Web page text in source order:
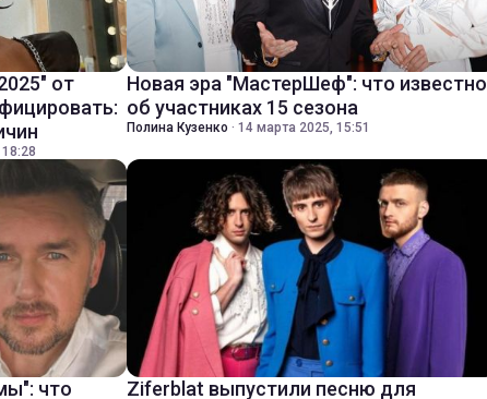
от
Новая эра "МастерШеф": что известно
об участниках 15 сезона
Полина Кузенко · 14 марта 2025, 15:51
что
Ziferblat выпустили песню для